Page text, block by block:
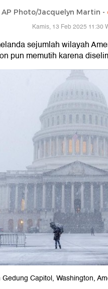
AP Photo/Jacquelyn Martin -
Kamis, 13 Feb 2025 11:30
sejumlah wilayah
pun memutih karena
Capitol, Washington,